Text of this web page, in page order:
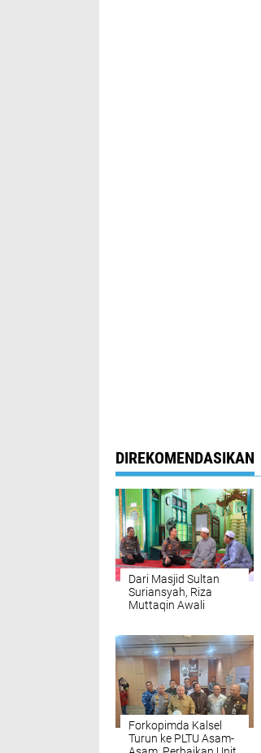
DIREKOMENDASIKAN
Dari Masjid Sultan
Suriansyah, Riza
Muttaqin Awali
Doa
Forkopimda Kalsel
Turun ke PLTU Asam-